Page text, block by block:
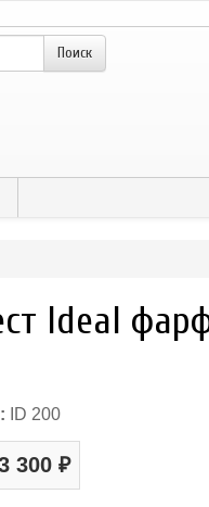
Ideal
ID 200
300 ₽